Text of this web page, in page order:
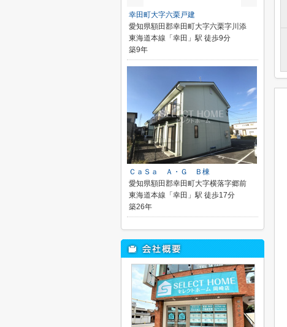
幸田町大字六栗戸建
愛知県額田郡幸田町大字六栗字川添
東海道本線「幸田」駅 徒歩9分
築9年
ＣａＳａ Ａ・Ｇ Ｂ棟
愛知県額田郡幸田町大字横落字郷前
東海道本線「幸田」駅 徒歩17分
築26年